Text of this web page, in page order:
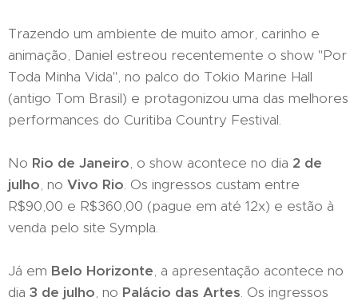
Trazendo um ambiente de muito amor, carinho e
animação, Daniel estreou recentemente o show "Por
Toda Minha Vida", no palco do Tokio Marine Hall
(antigo Tom Brasil) e protagonizou uma das melhores
performances do Curitiba Country Festival.
No Rio de Janeiro, o show acontece no dia 2 de
julho, no Vivo Rio. Os ingressos custam entre
R$90,00 e R$360,00 (pague em até 12x) e estão à
venda pelo site Sympla.
Já em Belo Horizonte, a apresentação acontece no
dia 3 de julho, no Palácio das Artes. Os ingressos